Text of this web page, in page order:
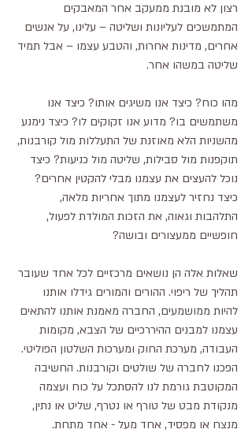
רצון לא מובנת ממעקב אחר המאבקים
המתמשכים לעליונות ושליטה – עלינו, על אנשים
אחרים, מדינות אחרות, והטבע עצמו – אבל תמיד
שליטה במשהו אחר.
מהו כוח? כיצד אנו משיגים אותו? כיצד אנו
משתמשים בו? מדוע אנו זקוקים לו? כיצד נימנע
מהשניות הלא מאוזנת של התעללות מול קורבנות,
תוקפנות מול סבילות, שליטה מול כניעות? כיצד
נוכל להעצים את עצמנו מבלי להקטין אחרים?
כיצד נחזיר לעצמנו מתוך אחריות מלאה,
התלהבות וגאוה, את הזכות המולדת לפעול,
חופשיים ממעצורים ובושה?
שאלות אלה הן נושאים מרכזיים לכל אחד שעובר
תהליך של ריפוי. ההורים והמורים גידלו אותנו
להיות ממושמעים, החברה מאמנת אותנו להתאים
עצמנו למבנים ההיררכיים של הצבא, מקומות
העבודה, מערכת החוק ומערכות השלטון הפוליטי.
הפכנו לחברה של שולטים וקורבנות. החשיבה
המקוטבת גורמת לנו להסתכל על כוח ועצמה
מנקודת מבט של טורף או נטרף, שליט או נתין,
מנצח או מפסיד, אחד מעל - אחד מתחת.